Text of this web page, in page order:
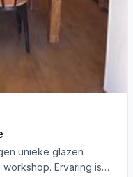
unieke glazen
Ervaring is